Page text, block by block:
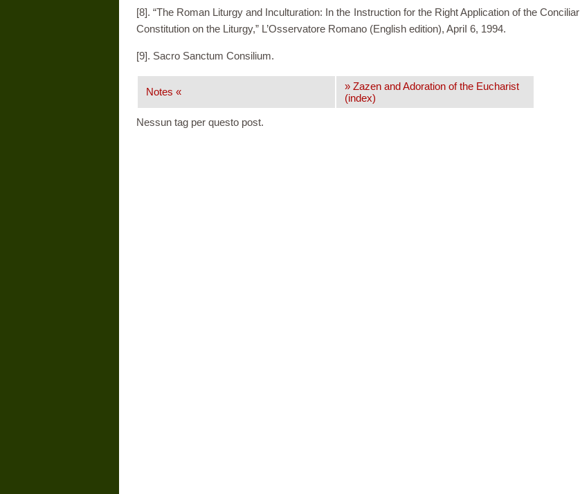
[8]. “The Roman Liturgy and Incultu­ration: In the Instruction for the Right Application of the Conciliar
Constitution on the Liturgy,” L’Os­servatore Romano (English edition), ApriI 6, 1994.
[9]. Sacro Sanctum Consilium.
Notes «
» Zazen and Adoration of the Eucharist
(index)
Nessun tag per questo post.